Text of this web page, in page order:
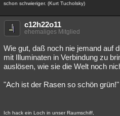
schon schwieriger. (Kurt Tucholsky)
c12h22o11
ehemaliges Mitglied
Wie gut, daß noch nie jemand auf
mit Illuminaten in Verbindung zu
auslösen, wie sie die Welt noch
"Ach ist der Rasen so schön grün!"
Ich hack ein Loch in unser Raumschiff,